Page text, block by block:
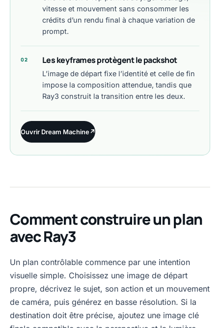
vitesse et mouvement sans consommer les
crédits d’un rendu final à chaque variation de
prompt.
02 Les keyframes protègent le packshot
L’image de départ fixe l’identité et celle de fin
impose la composition attendue, tandis que
Ray3 construit la transition entre les deux.
Ouvrir Dream Machine↗
Comment construire un plan
avec Ray3
Un plan contrôlable commence par une intention
visuelle simple. Choisissez une image de départ
propre, décrivez le sujet, son action et un mouvement
de caméra, puis générez en basse résolution. Si la
destination doit être précise, ajoutez une image clé